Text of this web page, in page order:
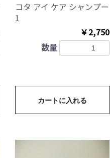
コタ アイ ケア シャンプー
1
￥2,750
数量
カートに入れる